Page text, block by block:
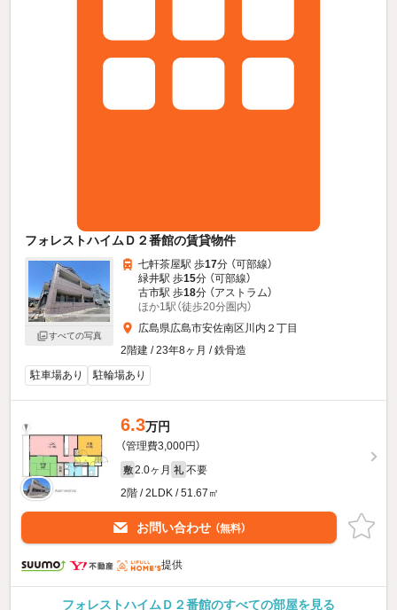
フォレストハイムＤ２番館の賃貸物件
すべての写真
七軒茶屋駅 歩17分 （可部線）
緑井駅 歩15分 （可部線）
古市駅 歩18分 （アストラム）
ほか1駅（徒歩20分圏内）
広島県広島市安佐南区川内２丁目
2階建 / 23年8ヶ月 / 鉄骨造
駐車場あり
駐輪場あり
6.3万円
（管理費3,000円）
敷 2.0ヶ月 礼 不要
2階 / 2LDK / 51.67㎡
お問い合わせ （無料）
提供
フォレストハイムＤ２番館のすべての部屋を見る